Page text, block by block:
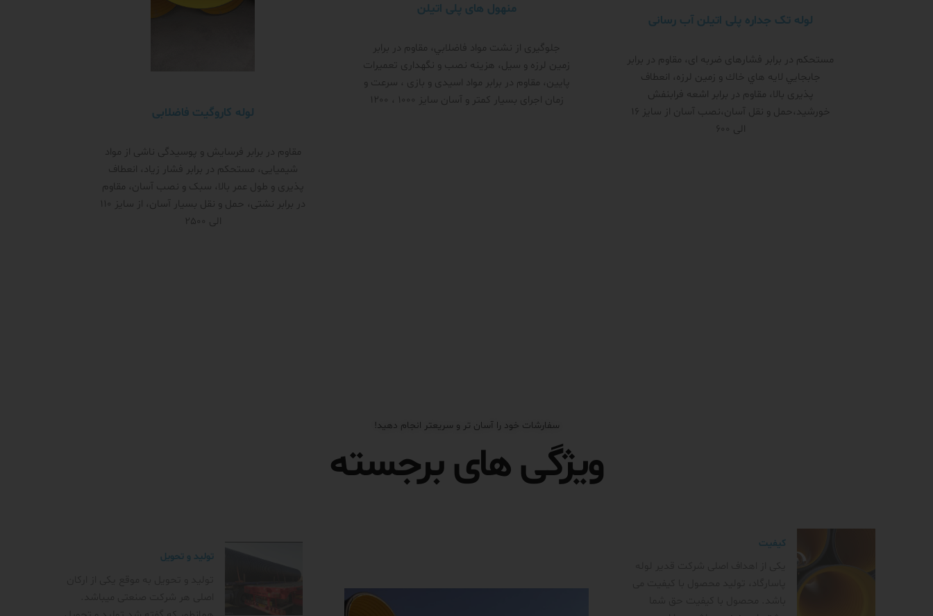
لوله تک جداره پلی اتیلن آب رسانی
مستحکم در برابر فشار‌های ضربه ای، مقاوم در برابر
جابجايي لايه هاي خاك و زمين لرزه، انعطاف
پذیری بالا، مقاوم در برابر اشعه فرابنفش
خورشید،حمل و نقل آسان،نصب آسان از سایز 16
الی 600
منهول های پلی اتیلن
جلوگیری از نشت مواد فاضلابي، مقاوم در برابر
زمین لرزه و سیل، هزینه نصب و نگهداری تعمیرات
پایین، مقاوم در برابر مواد اسیدی و بازی ، سرعت و
زمان اجرای بسیار کمتر و آسان سایز 1000 ، 1200
لوله کاروگیت فاضلابی
مقاوم در برابر فرسایش و پوسیدگی ناشی از مواد
شیمیایی، مستحکم در برابر فشار زیاد، انعطاف
پذیری و طول عمر بالا، سبک و نصب آسان، مقاوم
در برابر نشتی، حمل و نقل بسیار آسان، از سایز 110
الی 2500
سفارشات خود را آسان تر و سریعتر انجام دهید!
ویژگی های برجسته
کیفیت
تولید و تحویل